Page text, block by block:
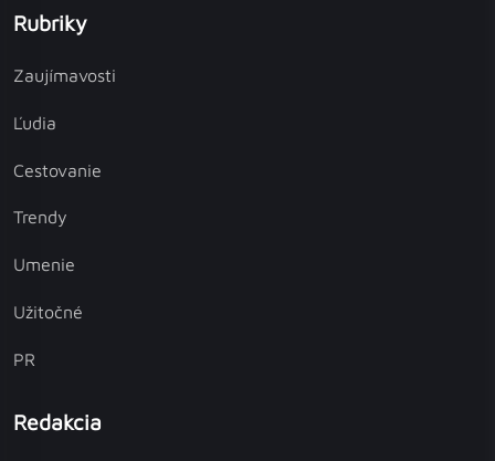
Rubriky
Zaujímavosti
Ľudia
Cestovanie
Trendy
Umenie
Užitočné
PR
Redakcia